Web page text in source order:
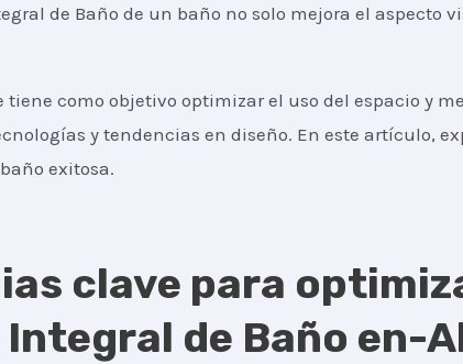
de Baño de un baño no solo mejora el
tiene como objetivo optimizar el uso del espacio y
y tendencias en diseño. En este artículo,
exitosa.
clave para
de Baño en-